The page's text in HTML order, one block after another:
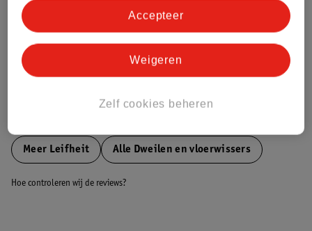
Meer informatie
Bestel & Bezorginformatie
Meer Leifheit Alle Dweilen en vloerwissers
Hoe controleren wij de reviews?
Zelf cookies beheren
Weigeren
Accepteer